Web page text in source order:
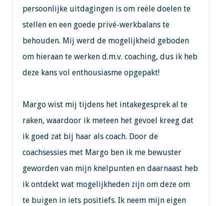
persoonlijke uitdagingen is om reële doelen te
stellen en een goede privé-werkbalans te
behouden. Mij werd de mogelijkheid geboden
om hieraan te werken d.m.v. coaching, dus ik heb
deze kans vol enthousiasme opgepakt!
Margo wist mij tijdens het intakegesprek al te
raken, waardoor ik meteen het gevoel kreeg dat
ik goed zat bij haar als coach. Door de
coachsessies met Margo ben ik me bewuster
geworden van mijn knelpunten en daarnaast heb
ik ontdekt wat mogelijkheden zijn om deze om
te buigen in iets positiefs. Ik neem mijn eigen